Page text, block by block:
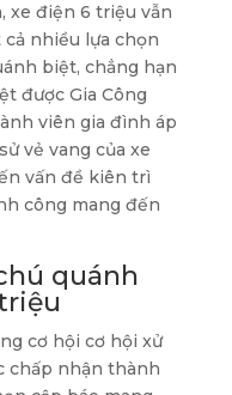
xe điện 6 triệu vẫn
nhiều lựa chọn
biệt, chẳng hạn
được Gia Công
viên gia đình áp
vẻ vang của xe
vấn đề kiên trì
công mang đến
quánh
cơ hội cơ hội xử
chấp nhận thành